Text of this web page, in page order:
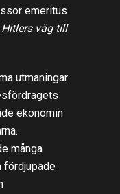
emeritus
Hitlers väg till
utmaningar
ekonomin
många
fördjupade